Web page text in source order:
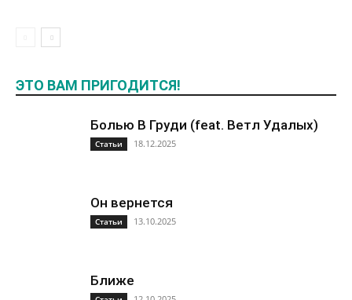
ЭТО ВАМ ПРИГОДИТСЯ!
Болью В Груди (feat. Ветл Удалых)
Статьи 18.12.2025
Он вернется
Статьи 13.10.2025
Ближе